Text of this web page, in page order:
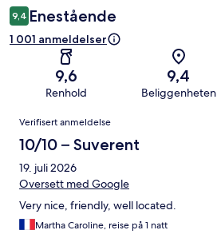
9,4 Enestående
1 001 anmeldelser
9,6
Renhold
9,4
Beliggenheten
Anmeldelser
Verifisert anmeldelse
10/10 – Suverent
19. juli 2026
Oversett med Google
Very nice, friendly, well located.
Martha Caroline, reise på 1 natt